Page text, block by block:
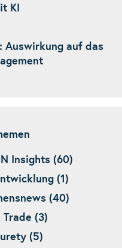
KI
Auswirkung auf das
Insights (60)
(1)
(40)
Trade (3)
(5)